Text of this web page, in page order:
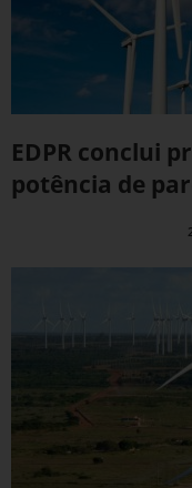
EDPR conclui
potência de